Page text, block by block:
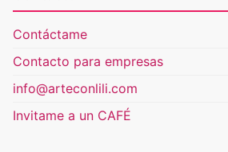
Contáctame
Contacto para empresas
info@arteconlili.com
Invitame a un CAFÉ